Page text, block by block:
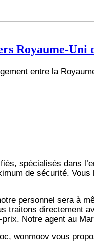
Royaume-Uni
entre la
spécialisés dans
de sécurité.
personnel sera à
traitons directement
Notre agent au
wonmoov vous